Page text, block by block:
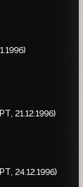
21.12.1996)
24.12.1996)